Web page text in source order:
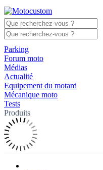
Parking
Forum moto
Médias
Actualité
Equipement du motard
Mécanique moto
Tests
Produits